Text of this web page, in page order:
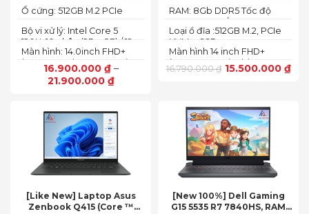
16.900.000 ₫–
21.900.000 ₫
Màn hình: 14.0inch FHD+
(1920 x 1200) 60Hz,250 nits
Bộ vi xử lý: Intel Core 5
120U, 10 nhân (2P + 8E) / 12
luồng
Ổ cứng: 512GB M.2 PCIe
16.790.000₫ 15.500.000 ₫
Màn hình 14 inch FHD+
(1920 x 1200 pixels)
Loại ổ đĩa :512GB M.2, PCIe
NVMe, SSD
RAM: 8Gb DDR5 Tốc độ
BUS :5200MT/s
[Like New] Laptop Asus
Zenbook Q415 (Core ™
[New 100%] Dell Gaming
G15 5535 R7 7840HS, RAM